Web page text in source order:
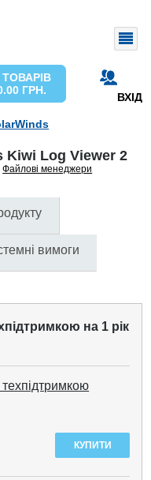
ВХІД
ТОВАРІВ
ГРН.
Kiwi Log Viewer 2
Файлові менеджери
вимоги
на 1 рік